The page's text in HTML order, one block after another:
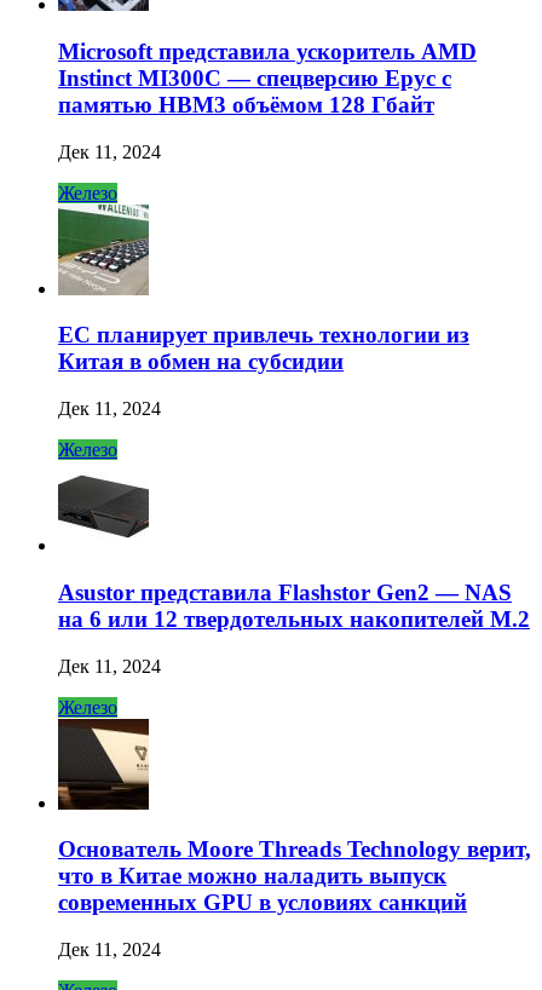
Microsoft представила ускоритель AMD
Instinct MI300C — спецверсию Epyc с
памятью HBM3 объёмом 128 Гбайт
Дек 11, 2024
Железо
ЕС планирует привлечь технологии из
Китая в обмен на субсидии
Дек 11, 2024
Железо
Asustor представила Flashstor Gen2 — NAS
на 6 или 12 твердотельных накопителей M.2
Дек 11, 2024
Железо
Основатель Moore Threads Technology верит,
что в Китае можно наладить выпуск
современных GPU в условиях санкций
Дек 11, 2024